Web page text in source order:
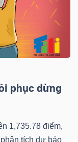
phục dừng
1,735.78 điểm,
tích dự báo